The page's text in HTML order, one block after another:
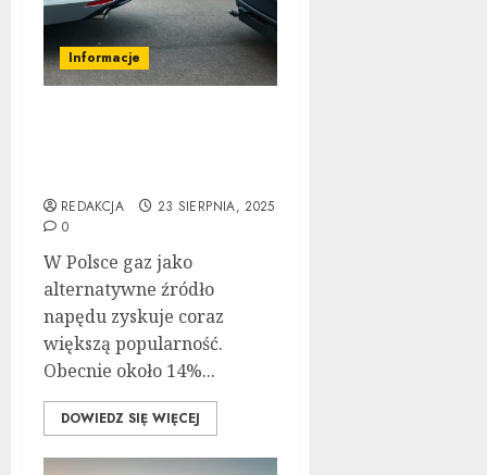
Informacje
REDAKCJA
23 SIERPNIA, 2025
0
W Polsce gaz jako
alternatywne źródło
napędu zyskuje coraz
większą popularność.
Obecnie około 14%...
DOWIEDZ SIĘ WIĘCEJ